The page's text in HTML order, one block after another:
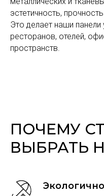
эстетичность,
Это делает наши
ресторанов, отелей,
пространств.
ПОЧЕМУ
ВЫБРАТЬ